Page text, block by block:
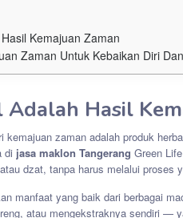
Kemajuan Zaman
Zaman Untuk Kebaikan Diri
Hasil
zaman adalah produk
di jasa maklon Tangerang Green
dzat, tanpa harus melalui proses
manfaat yang baik dari berbagai
atau mengekstraknya sendiri —